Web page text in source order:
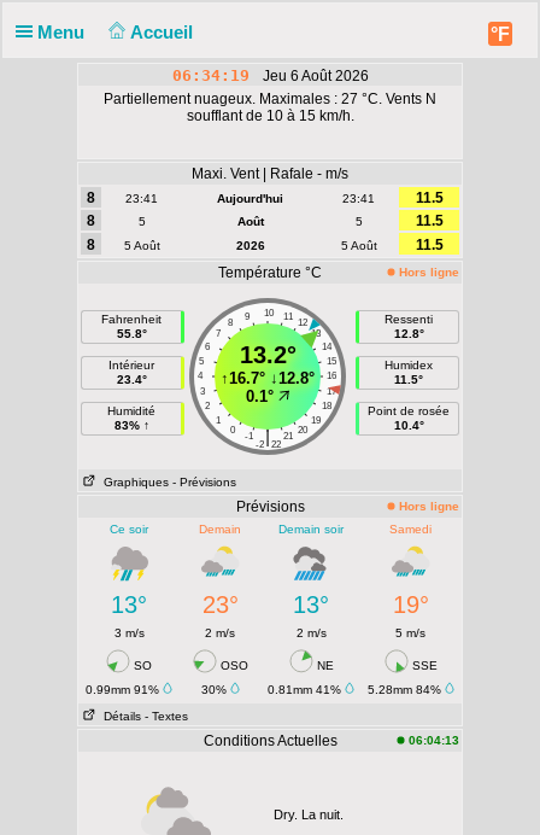
Menu Accueil °F
06:34:19
Jeu 6 Août 2026
Partiellement nuageux. Maximales : 27 °C. Vents N
soufflant de 10 à 15 km/h.
Maxi. Vent | Rafale - m/s
8
23:41 Aujourd'hui 23:41
11.5
8
5 Août 5
11.5
8
5 Août 2026 5 Août
11.5
Température °C
Hors ligne
Fahrenheit
55.8°
Intérieur
23.4°
Humidité
83% ↑
10
9 11
8
12
7
13
6
14
5
15
4
16
3
17
2
18
1
19
0
20
-1 21
|
-2 22
13.2°
↑16.7° ↓12.8°
0.1°
Ressenti
12.8°
Humidex
11.5°
Point de rosée
10.4°
Graphiques - Prévisions
Prévisions
Hors ligne
Ce soir
Demain Demain soir Samedi
13° 23° 13° 19°
3 m/s 2 m/s 2 m/s 5 m/s
SO OSO NE
SSE
0.99mm 91%
30% 0.81mm 41%
5.28mm 84%
Détails - Textes
Conditions Actuelles 06:04:13
Dry. La nuit.